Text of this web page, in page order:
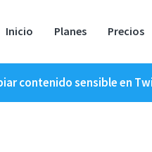
Inicio Planes Precios
contenido sensible en